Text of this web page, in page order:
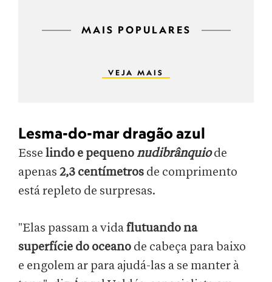
MAIS POPULARES
VEJA MAIS
Lesma-do-mar dragão azul
Esse lindo e pequenonudibrânquiode
apenas 2,3 centímetros de comprimento
está repleto de surpresas.
"Elas passam a vidaflutuando na
superfície do oceano de cabeça para baixo
e engolem ar para ajudá-las a se manter à